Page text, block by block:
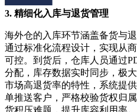
3. 精细化入库与退货管理
海外仓的入库环节涵盖备货与
通过标准化流程设计，实现从
可控。到货后，仓库人员通过
分配，库存数据实时同步，极
市场高退货率的特性，系统提
单推送客户，严格校验货权归
货积压难题，提升库容利用率。